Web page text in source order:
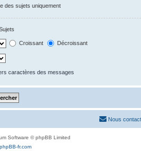
des sujets uniquement
Croissant Décroissant
caractères des messages
Nous
Software © phpBB Limited
phpBB-fr.com